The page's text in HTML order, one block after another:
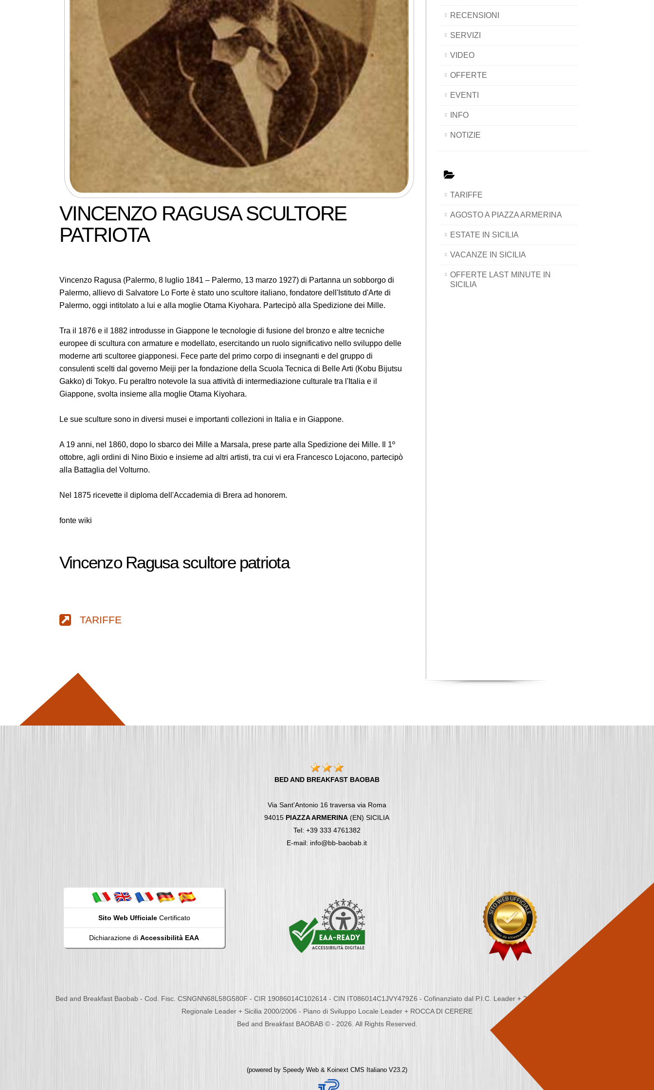
VINCENZO RAGUSA SCULTORE
PATRIOTA
Vincenzo Ragusa (Palermo, 8 luglio 1841 – Palermo, 13 marzo 1927) di Partanna un sobborgo di
Palermo, allievo di Salvatore Lo Forte è stato uno scultore italiano, fondatore dell'Istituto d'Arte di
Palermo, oggi intitolato a lui e alla moglie Otama Kiyohara. Partecipò alla Spedizione dei Mille.
Tra il 1876 e il 1882 introdusse in Giappone le tecnologie di fusione del bronzo e altre tecniche
europee di scultura con armature e modellato, esercitando un ruolo significativo nello sviluppo delle
moderne arti scultoree giapponesi. Fece parte del primo corpo di insegnanti e del gruppo di
consulenti scelti dal governo Meiji per la fondazione della Scuola Tecnica di Belle Arti (Kobu Bijutsu
Gakko) di Tokyo. Fu peraltro notevole la sua attività di intermediazione culturale tra l'Italia e il
Giappone, svolta insieme alla moglie Otama Kiyohara.
Le sue sculture sono in diversi musei e importanti collezioni in Italia e in Giappone.
A 19 anni, nel 1860, dopo lo sbarco dei Mille a Marsala, prese parte alla Spedizione dei Mille. Il 1º
ottobre, agli ordini di Nino Bixio e insieme ad altri artisti, tra cui vi era Francesco Lojacono, partecipò
alla Battaglia del Volturno.
Nel 1875 ricevette il diploma dell'Accademia di Brera ad honorem.
fonte wiki
Vincenzo Ragusa scultore patriota
TARIFFE
RECENSIONI
SERVIZI
VIDEO
OFFERTE
EVENTI
INFO
NOTIZIE
TARIFFE
AGOSTO A PIAZZA ARMERINA
ESTATE IN SICILIA
VACANZE IN SICILIA
OFFERTE LAST MINUTE IN
SICILIA
BED AND BREAKFAST BAOBAB
Via Sant'Antonio 16 traversa via Roma
94015 PIAZZA ARMERINA (EN) SICILIA
Tel: +39 333 4761382
E-mail: info@bb-baobab.it
Sito Web UfficialeCertificato
Dichiarazione di Accessibilità EAA
Bed and Breakfast Baobab - Cod. Fisc. CSNGNN68L58G580F - CIR 19086014C102614 - CIN IT086014C1JVY479Z6 - Cofinanziato dal P.I.C. Leader + 2000/2006 - Programma
Regionale Leader + Sicilia 2000/2006 - Piano di Sviluppo Locale Leader + ROCCA DI CERERE
Bed and Breakfast BAOBAB © - 2026. All Rights Reserved.
(powered by Speedy Web & Koinext CMS Italiano V23.2)